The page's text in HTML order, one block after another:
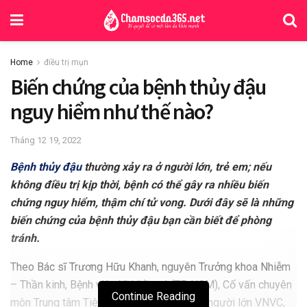
Home điều trị mụn
Biến chứng của bệnh thủy đậu
nguy hiểm như thế nào?
Tháng 12 19, 2022
Bệnh thủy đậuthường xảy ra ở người lớn, trẻ em; nếu
không điều trị kịp thời, bệnh có thể gây ra nhiều biến
chứng nguy hiểm, thậm chí tử vong. Dưới đây sẽ là những
biến chứng của bệnh thủy đậu bạn cần biết để phòng
tránh.
Theo Bác sĩ Trương Hữu Khanh, nguyên Trưởng khoa Nhiễm
– Thần kinh, Bệnh viện Nhi Đồng I (TP HCM), Cố vấn chuyên
môn Trung tâm Tiêm chủng cho trẻ em và người lớn VNVC,
Continue Reading